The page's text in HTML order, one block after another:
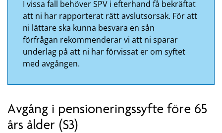
I vissa fall behöver SPV i efterhand få bekräftat
att ni har rapporterat rätt avslutsorsak. För att
ni lättare ska kunna besvara en sån
förfrågan rekommenderar vi att ni sparar
underlag på att ni har förvissat er om syftet
med avgången.
Avgång i pensioneringssyfte före 65
års ålder (S3)